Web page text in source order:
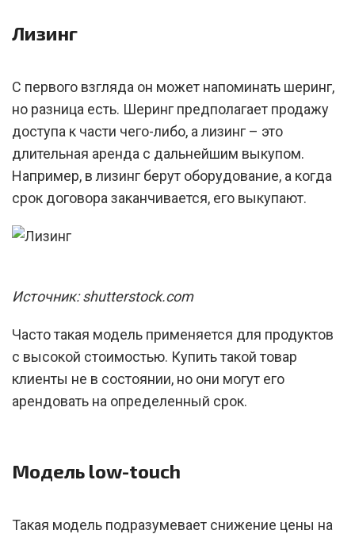
Лизинг
С первого взгляда он может напоминать шеринг,
но разница есть. Шеринг предполагает продажу
доступа к части чего-либо, а лизинг – это
длительная аренда с дальнейшим выкупом.
Например, в лизинг берут оборудование, а когда
срок договора заканчивается, его выкупают.
Источник: shutterstock.com
Часто такая модель применяется для продуктов
с высокой стоимостью. Купить такой товар
клиенты не в состоянии, но они могут его
арендовать на определенный срок.
Модель low-touch
Такая модель подразумевает снижение цены на